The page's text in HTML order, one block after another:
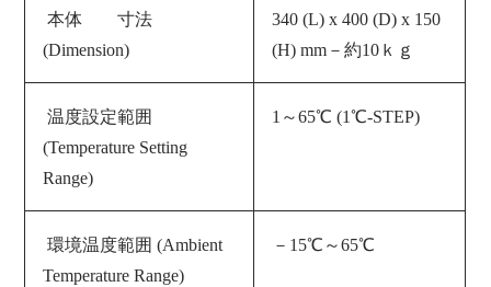
本体 寸法
(Dimension)
340 (L) x 400 (D) x 150
(H) mm－約10ｋｇ
温度設定範囲
(Temperature Setting
Range)
1～65℃ (1℃-STEP)
環境温度範囲 (Ambient
Temperature Range)
－15℃～65℃